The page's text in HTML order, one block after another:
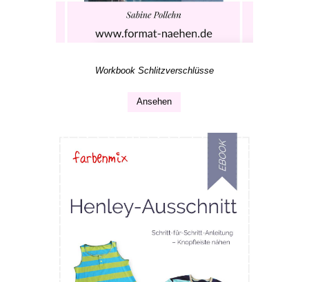
Workbook Schlitzverschlüsse
Ansehen